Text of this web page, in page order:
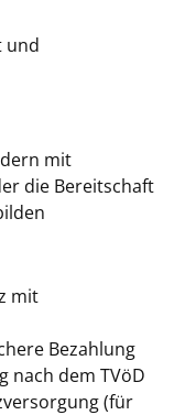
und
mit
die Bereitschaft
mit
Bezahlung
nach dem TVöD
(für